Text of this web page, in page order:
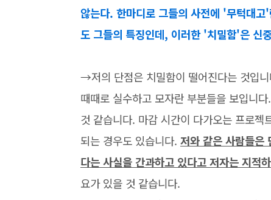
않는다. 한마디로 그들의 사전에 '무턱대
도 그들의 특징인데, 이러한 '치밀함'은 신
→저의 단점은 치밀함이 떨어진다는 것입
때때로 실수하고 모자란 부분들을 보입니
것 같습니다. 마감 시간이 다가오는 프로
되는 경우도 있습니다. 저와 같은 사람들은
다는 사실을 간과하고 있다고 저자는 지적
요가 있을 것 같습니다.